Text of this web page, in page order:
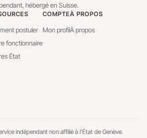
hébergé en Suisse.
postuler
fonctionnaire
État
COMPTE
Mon profil
À PROPOS
À propos
indépendant non affilié à l'État de Genève.